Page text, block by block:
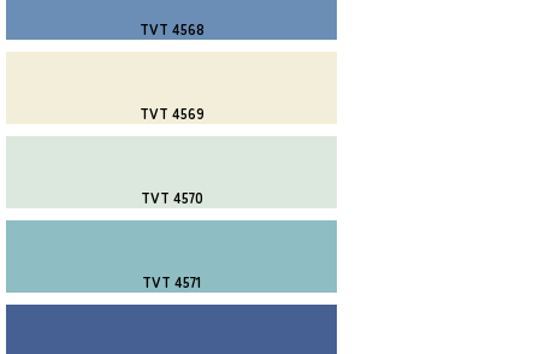
TVT 4568
TVT 4569
TVT 4570
TVT 4571